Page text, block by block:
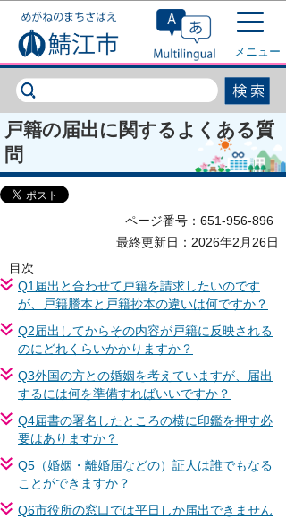
このページの本文へ移動
メニュー
戸籍の届出に関するよくある質
問
ページ番号：651-956-896
最終更新日：2026年2月26日
目次
Q1届出と合わせて戸籍を請求したいのです
が、戸籍謄本と戸籍抄本の違いは何ですか？
Q2届出してからその内容が戸籍に反映される
のにどれくらいかかりますか？
Q3外国の方との婚姻を考えていますが、届出
するには何を準備すればいいですか？
Q4届書の署名したところの横に印鑑を押す必
要はありますか？
Q5（婚姻・離婚届などの）証人は誰でもなる
ことができますか？
Q6市役所の窓口では平日しか届出できません